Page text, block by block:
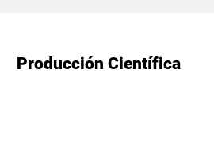
Producción Científica